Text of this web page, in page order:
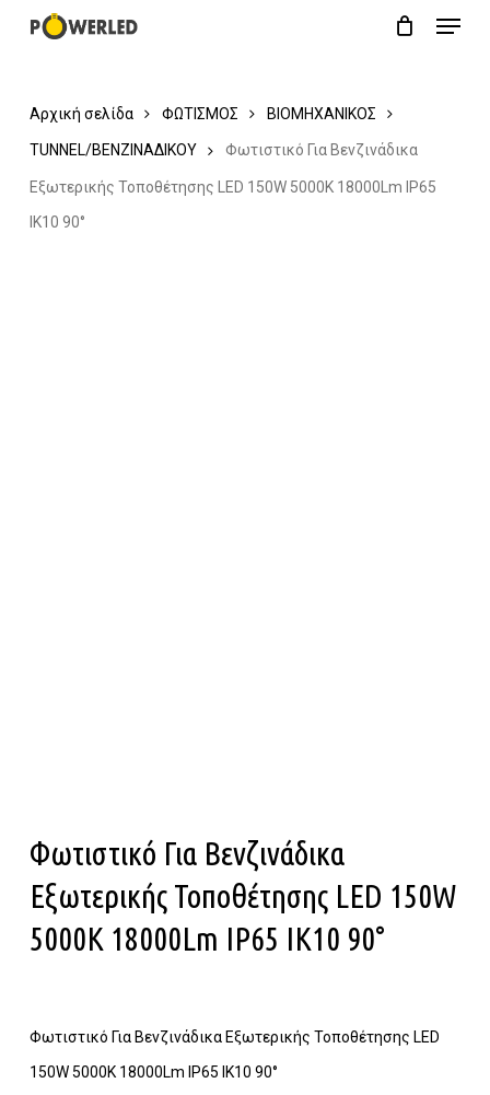
content
Menu
Αρχική σελίδα ΦΩΤΙΣΜΟΣ ΒΙΟΜΗΧΑΝΙΚΟΣ
TUNNEL/ΒΕΝΖΙΝΑΔΙΚΟΥ Φωτιστικό Για Βενζινάδικα
Εξωτερικής Τοποθέτησης LED 150W 5000K 18000Lm IP65
ΙΚ10 90°
Φωτιστικό Για Βενζινάδικα
Εξωτερικής Τοποθέτησης LED 150W
5000K 18000Lm IP65 ΙΚ10 90°
Φωτιστικό Για Βενζινάδικα Εξωτερικής Τοποθέτησης LED
150W 5000K 18000Lm IP65 ΙΚ10 90°